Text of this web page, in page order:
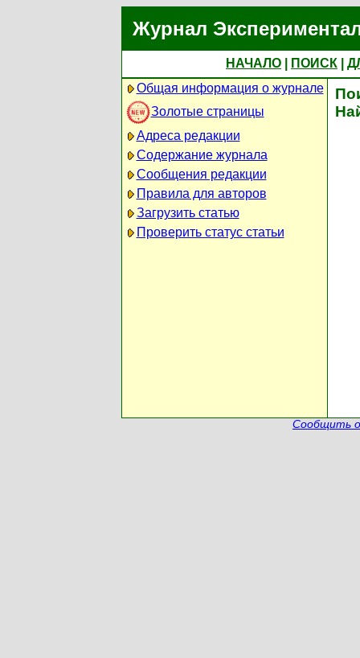
Журнал
НАЧАЛО ПОИСК
Общая информация о журнале
Золотые страницы
Адреса редакции
Содержание журнала
Сообщения редакции
Правила для авторов
Загрузить статью
Проверить статус статьи
Сообщить о